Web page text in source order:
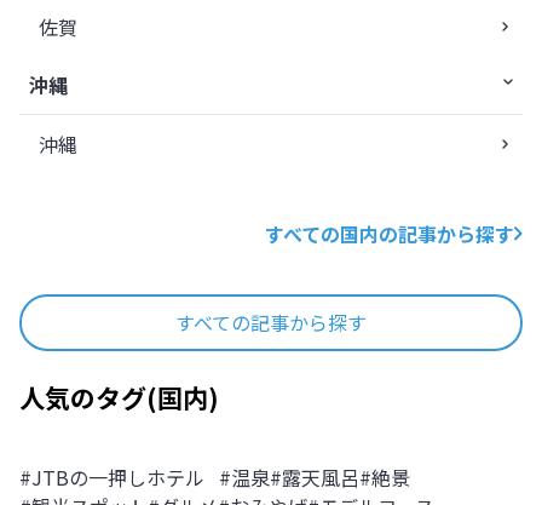
佐賀
沖縄
沖縄
すべての国内の記事から探す
すべての記事から探す
人気のタグ(国内)
#JTBの一押しホテル #温泉#露天風呂#絶景